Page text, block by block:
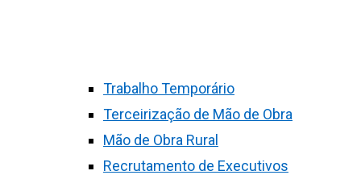
Trabalho Temporário
Terceirização de Mão de Obra
Mão de Obra Rural
Recrutamento de Executivos